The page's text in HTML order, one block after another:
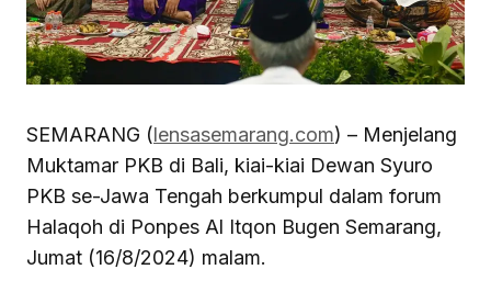
SEMARANG (lensasemarang.com) – Menjelang
Muktamar PKB di Bali, kiai-kiai Dewan Syuro
PKB se-Jawa Tengah berkumpul dalam forum
Halaqoh di Ponpes Al Itqon Bugen Semarang,
Jumat (16/8/2024) malam.